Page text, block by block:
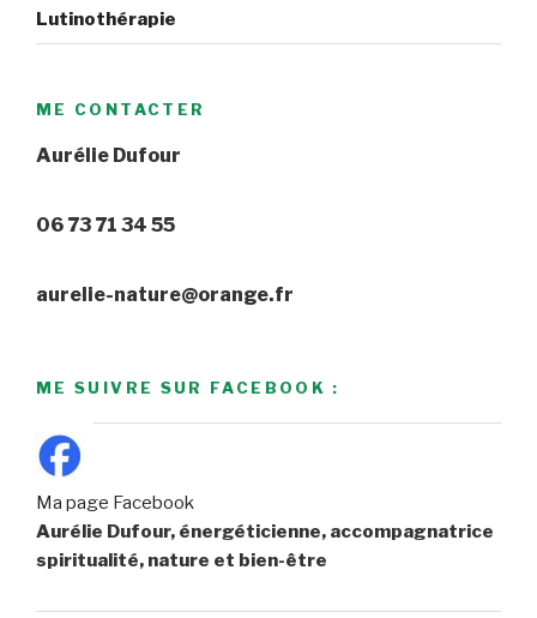
Lutinothérapie
ME CONTACTER
Aurélie Dufour
06 73 71 34 55
aurelie-nature@orange.fr
ME SUIVRE SUR FACEBOOK :
Ma page Facebook
Aurélie Dufour, énergéticienne, accompagnatrice
spiritualité, nature et bien-être